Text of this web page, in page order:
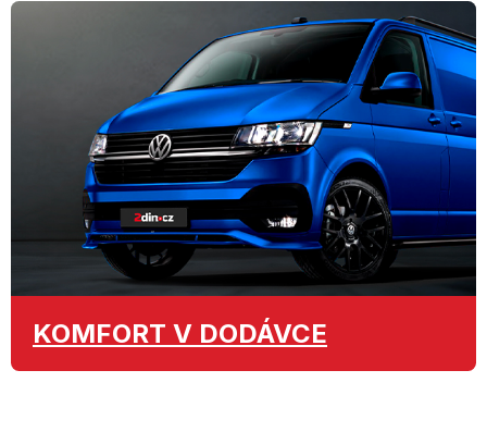
KOMFORT V DODÁVCE